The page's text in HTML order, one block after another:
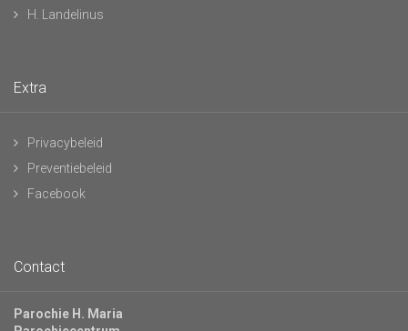
H. Landelinus
Extra
Privacybeleid
Preventiebeleid
Facebook
Contact
Parochie H. Maria